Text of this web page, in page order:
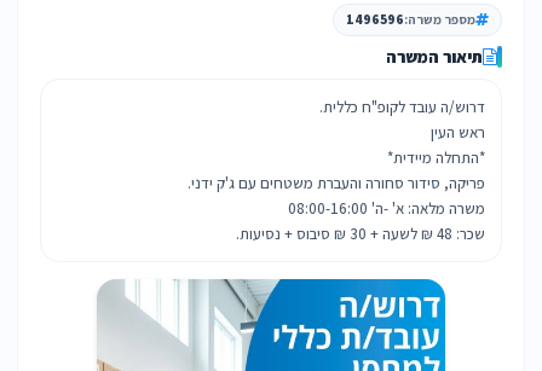
מספר משרה:1496596
תיאור המשרה
שכר: 48 ₪ לשעה + 30 ₪ סיבוס + נסיעות.